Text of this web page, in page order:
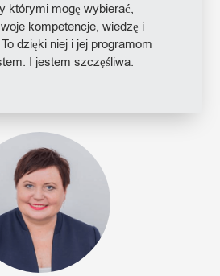
którymi mogę wybierać,
kompetencje, wiedzę i
dzięki niej i jej programom
I jestem szczęśliwa.